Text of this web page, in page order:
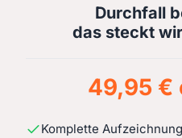
Durchfall
das steckt
49,95 €
Komplette